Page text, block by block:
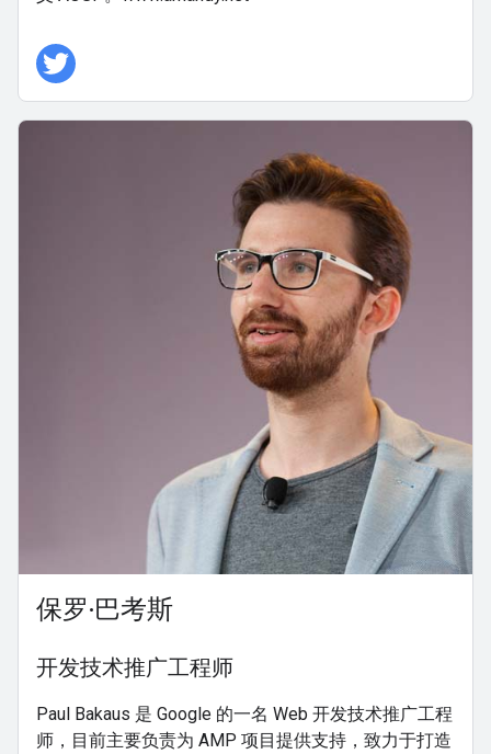
保罗·巴考斯
开发技术推广工程师
Paul Bakaus 是 Google 的一名 Web 开发技术推广工程
师，目前主要负责为 AMP 项目提供支持，致力于打造